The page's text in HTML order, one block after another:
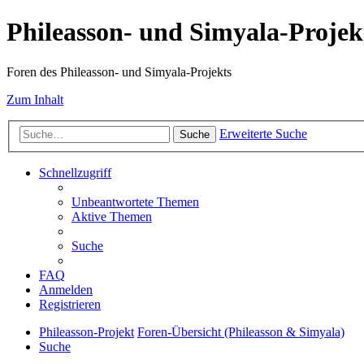
Phileasson- und Simyala-
Foren des Phileasson- und Simyala-Projekts
Zum Inhalt
Suche Erweiterte Suche
Schnellzugriff
Unbeantwortete Themen
Aktive Themen
Suche
FAQ
Anmelden
Registrieren
Phileasson-Projekt Foren-Übersicht (Phileasson & Simyala)
Suche